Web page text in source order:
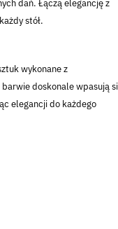
dań. Łączą elegancję z
stół.
wykonane z
doskonale wpasują
elegancji do każdego